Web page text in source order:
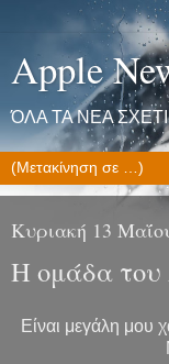
Apple
ΌΛΑ ΤΑ ΝΕΑ
Κυριακή 13
Η ομάδα του
Είναι μεγάλη μου